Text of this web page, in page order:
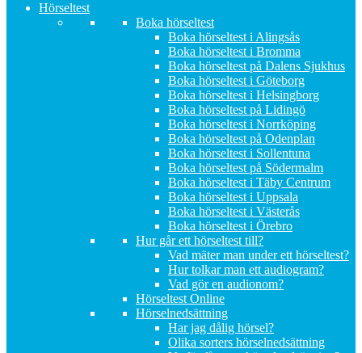
Hörseltest
Boka hörseltest
Boka hörseltest i Alingsås
Boka hörseltest i Bromma
Boka hörseltest på Dalens Sjukhus
Boka hörseltest i Göteborg
Boka hörseltest i Helsingborg
Boka hörseltest på Lidingö
Boka hörseltest i Norrköping
Boka hörseltest på Odenplan
Boka hörseltest i Sollentuna
Boka hörseltest på Södermalm
Boka hörseltest i Täby Centrum
Boka hörseltest i Uppsala
Boka hörseltest i Västerås
Boka hörseltest i Örebro
Hur går ett hörseltest till?
Vad mäter man under ett hörseltest?
Hur tolkar man ett audiogram?
Vad gör en audionom?
Hörseltest Online
Hörselnedsättning
Har jag dålig hörsel?
Olika sorters hörselnedsättning